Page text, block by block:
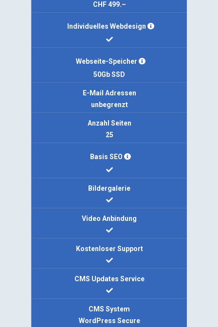
CHF 499.–
Individuelles Webdesign
Webseite-Speicher
50Gb SSD
E-Mail Adressen
unbegrenzt
Anzahl Seiten
25
Basis SEO
Bildergalerie
Video Anbindung
Kostenloser Support
CMS Updates Service
CMS System
WordPress Secure